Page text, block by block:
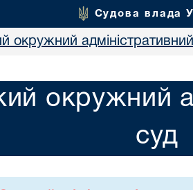
Судова влада
окружний
окружний
суд